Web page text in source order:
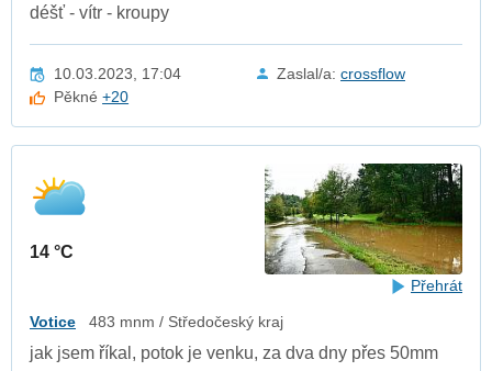
déšť - vítr - kroupy
10.03.2023, 17:04 Zaslal/a: crossflow
Pěkné+20
14 °C
Přehrát
Votice 483 mnm / Středočeský kraj
jak jsem říkal, potok je venku, za dva dny přes 50mm